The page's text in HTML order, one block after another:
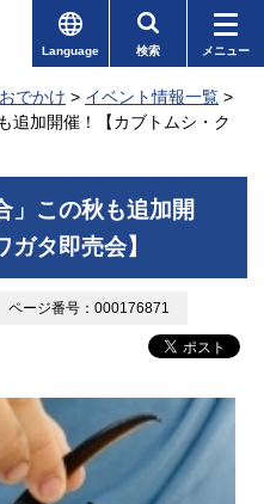
Language 検索 メニュー
でかけ > イベント情報一覧 >
追加開催！【カブトムシ・ク
」この秋も追加開
タ即売会】
ページ番号：000176871